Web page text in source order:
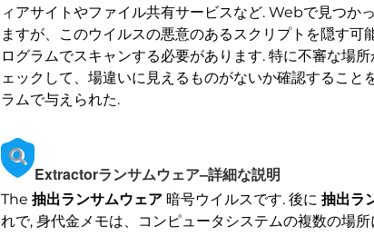
ィアサイトやファイル共有サービスなど. Webで見つか
ますが、このウイルスの悪意のあるスクリプトを隠す
ログラムでスキャンする必要があります. 特に不審な場
ェックして、場違いに見えるものがないか確認すること
ラムで与えられた.
Extractorランサムウェア–詳細な説明
The 抽出ランサムウェア 暗号ウイルスです. 後に 抽出ラ
れで, 身代金メモは、コンピュータシステムの複数の場